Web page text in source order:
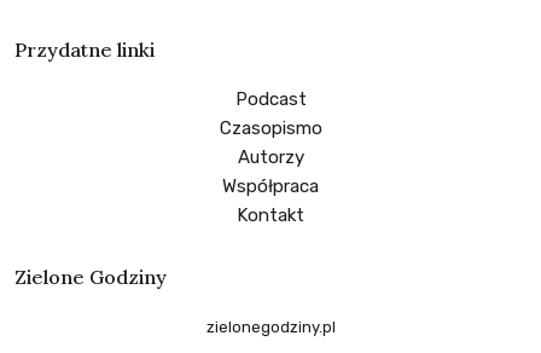
Przydatne linki
Podcast
Czasopismo
Autorzy
Współpraca
Kontakt
Zielone Godziny
zielonegodziny.pl